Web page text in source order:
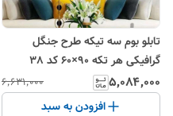
تابلو بوم سه تیکه طرح جنگل
گرافیکی هر تکه ۹۰×۶۰ کد 38
۵٬۰۸۴٬۰۰۰ ۶٬۶۳۱٬۰۰۰
افزودن به سبد